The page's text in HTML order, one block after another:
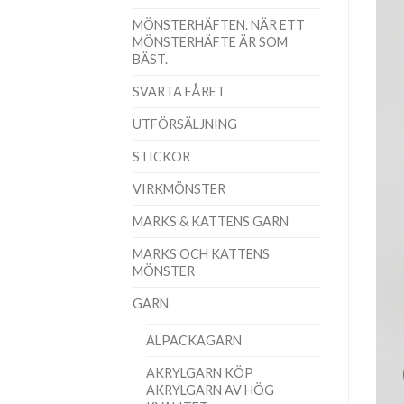
MÖNSTERHÄFTEN. NÄR ETT
MÖNSTERHÄFTE ÄR SOM
BÄST.
SVARTA FÅRET
UTFÖRSÄLJNING
STICKOR
VIRKMÖNSTER
MARKS & KATTENS GARN
MARKS OCH KATTENS
MÖNSTER
GARN
ALPACKAGARN
AKRYLGARN KÖP
AKRYLGARN AV HÖG